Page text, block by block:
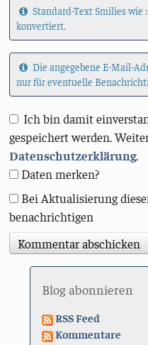
Standard-Text Smilies wie
konvertiert.
Die angegebene E-Mail-
nur für eventuelle
Ich bin damit
gespeichert werden.
Datenschutzerklärung.
Daten merken?
Bei Aktualisierung
benachrichtigen
Blog abonnieren
RSS Feed
Kommentare